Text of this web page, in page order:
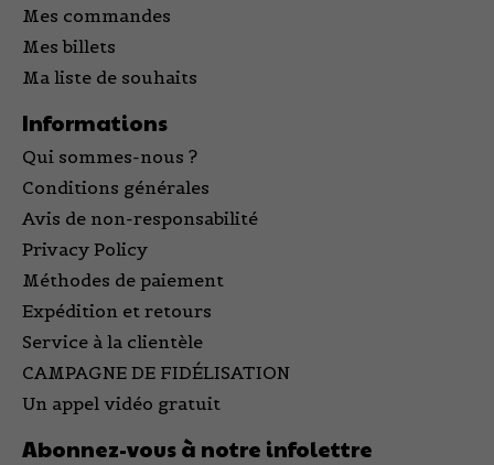
Mes commandes
Mes billets
Ma liste de souhaits
Informations
Qui sommes-nous ?
Conditions générales
Avis de non-responsabilité
Privacy Policy
Méthodes de paiement
Expédition et retours
Service à la clientèle
CAMPAGNE DE FIDÉLISATION
Un appel vidéo gratuit
Abonnez-vous à notre infolettre